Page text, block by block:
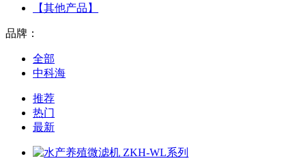
【其他产品】
品牌：
全部
中科海
推荐
热门
最新